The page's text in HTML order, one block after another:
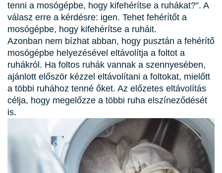
tenni a mosógépbe, hogy kifehérítse a ruhákat?”. A
válasz erre a kérdésre: igen. Tehet fehérítőt a
mosógépbe, hogy kifehérítse a ruháit.
Azonban nem bízhat abban, hogy pusztán a fehérítő
mosógépbe helyezésével eltávolítja a foltot a
ruhákról. Ha foltos ruhák vannak a szennyesében,
ajánlott először kézzel eltávolítani a foltokat, mielőtt
a többi ruhához tenné őket. Az előzetes eltávolítás
célja, hogy megelőzze a többi ruha elszíneződését
is.